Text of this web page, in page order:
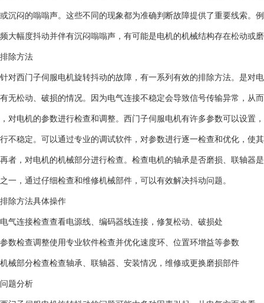
或沉闷的嗡嗡声。这些不同的现象都为准确判断故障提供了重要线索。
频大幅度抖动并伴有沉闷嗡嗡声，有可能是电机的机械结构存在松动或
排除方法
针对西门子伺服电机旋转抖动的故障，有一系列有效的排除方法。是对
有无松动、破损的情况。因为电气连接不稳定会导致信号传输异常，从
，对电机的参数进行检查和调整。西门子伺服电机有许多参数可以设
行不稳定。可以通过专业的调试软件，对参数进行逐一检查和优化，使
再者，对电机的机械部分进行检查。检查电机的轴承是否磨损、联轴器
之一，通过仔细检查和维修机械部件，可以有效解决抖动问题。
排除方法具体操作
电气连接检查查看电源线、编码器线连接，修复松动、破损处
参数检查调整使用专业软件检查并优化速度环、位置环增益等参数
机械部分检查检查轴承、联轴器、安装情况，维修或更换磨损部件
问题分析